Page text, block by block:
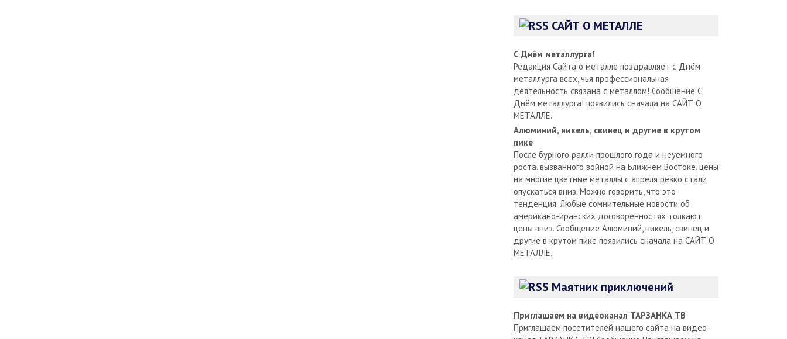
САЙТ О МЕТАЛЛЕ
С Днём металлурга!
Редакция Сайта о металле поздравляет с Днём
металлурга всех, чья профессиональная
деятельность связана с металлом! Сообщение С
Днём металлурга! появились сначала на САЙТ О
МЕТАЛЛЕ.
Алюминий, никель, свинец и другие в крутом
пике
После бурного ралли прошлого года и неуемного
роста, вызванного войной на Ближнем Востоке, цены
на многие цветные металлы с апреля резко стали
опускаться вниз. Можно говорить, что это
тенденция. Любые сомнительные новости об
американо-иранских договоренностях толкают
цены вниз. Сообщение Алюминий, никель, свинец и
другие в крутом пике появились сначала на САЙТ О
МЕТАЛЛЕ.
Маятник приключений
Приглашаем на видеоканал ТАРЗАНКА ТВ
Приглашаем посетителей нашего сайта на видео-